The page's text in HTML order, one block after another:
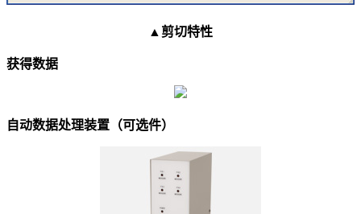
▲剪切特性
获得数据
自动数据处理装置（可选件）